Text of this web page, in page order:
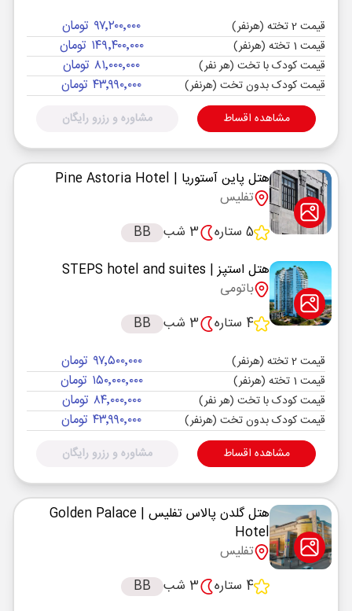
قیمت 2 تخته (هرنفر) ۹۷٬۲۰۰٬۰۰۰ تومان
قیمت 1 تخته (هرنفر) ۱۴۹٬۴۰۰٬۰۰۰ تومان
قیمت کودک با تخت (هر نفر) ۸۱٬۰۰۰٬۰۰۰ تومان
قیمت کودک بدون تخت (هرنفر) ۴۳٬۹۹۰٬۰۰۰ تومان
مشاهده اقساط مشاوره و رزرو رایگان
هتل پاین آستوریا | Pine Astoria Hotel
تفلیس
5 ستاره
3 شب
BB
هتل استپز| STEPS hotel and suites
باتومی
4 ستاره
3 شب BB
قیمت 2 تخته (هرنفر) ۹۷٬۵۰۰٬۰۰۰ تومان
قیمت 1 تخته (هرنفر) ۱۵۰٬۰۰۰٬۰۰۰ تومان
قیمت کودک با تخت (هر نفر) ۸۴٬۰۰۰٬۰۰۰ تومان
قیمت کودک بدون تخت (هرنفر) ۴۳٬۹۹۰٬۰۰۰ تومان
مشاهده اقساط مشاوره و رزرو رایگان
هتل گلدن پالاس تفلیس | Golden Palace
Hotel
تفلیس
4 ستاره
3 شب
BB